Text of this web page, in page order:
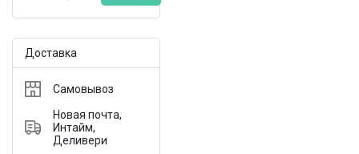
Доставка
Самовывоз
Новая почта,
Интайм,
Деливери